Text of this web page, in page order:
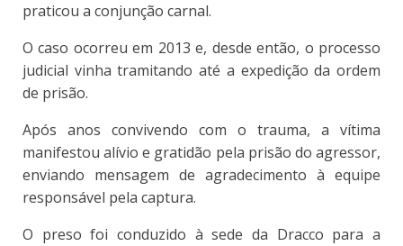
praticou a conjunção carnal.
O caso ocorreu em 2013 e, desde então, o processo
judicial vinha tramitando até a expedição da ordem
de prisão.
Após anos convivendo com o trauma, a vítima
manifestou alívio e gratidão pela prisão do agressor,
enviando mensagem de agradecimento à equipe
responsável pela captura.
O preso foi conduzido à sede da Dracco para a